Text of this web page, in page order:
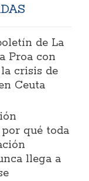
de La
Proa con
crisis de
Ceuta
qué toda
llega a